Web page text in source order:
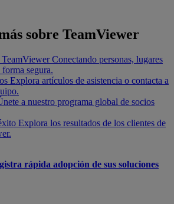
sobre TeamViewer
Conectando personas, lugares
forma segura.
Explora artículos de asistencia o contacta a
a nuestro programa global de socios
Explora los resultados de los clientes de
rápida adopción de sus soluciones